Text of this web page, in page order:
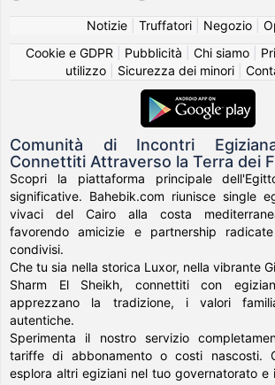
Notizie| Truffatori| Negozio|
Cookie e GDPR
Pubblicità Chi siamo|
utilizzo| Sicurezza dei minori|
Comunità di Incontri
Connettiti Attraverso la Terra dei
Scopri la piattaforma principale
significative. Bahebik.com riunisce single
vivaci del Cairo alla costa
favorendo amicizie e partnership
condivisi.
Che tu sia nella storica Luxor, nella vibrante
Sharm El Sheikh, connettiti con
apprezzano la tradizione, i valori
autentiche.
Sperimenta il nostro servizio
tariffe di abbonamento o costi nascosti.
esplora altri egiziani nel tuo governatorato e